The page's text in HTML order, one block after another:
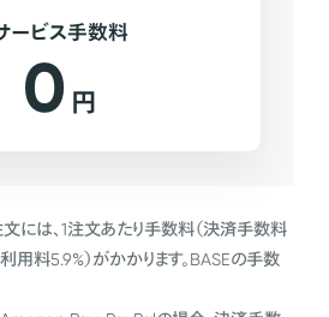
ービス手数料
0 円
には、1注文あたり手数料（決済手数料
用料5.9%）がかかります。BASEの手数